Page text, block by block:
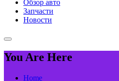
Обзор авто
Запчасти
Новости
You Are Here
Home